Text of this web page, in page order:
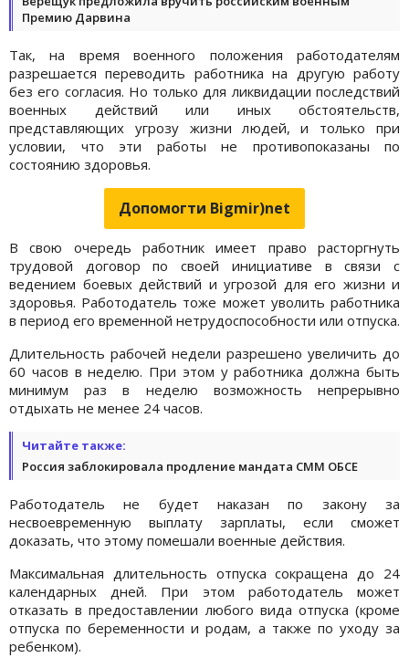
Премию Дарвина
Так, на время военного положения работодателям
разрешается переводить работника на другую работу
без его согласия. Но только для ликвидации последствий
военных действий или иных обстоятельств,
представляющих угрозу жизни людей, и только при
условии, что эти работы не противопоказаны по
состоянию здоровья.
Допомогти Bigmir)net
В свою очередь работник имеет право расторгнуть
трудовой договор по своей инициативе в связи с
ведением боевых действий и угрозой для его жизни и
здоровья. Работодатель тоже может уволить работника
в период его временной нетрудоспособности или отпуска.
Длительность рабочей недели разрешено увеличить до
60 часов в неделю. При этом у работника должна быть
минимум раз в неделю возможность непрерывно
отдыхать не менее 24 часов.
Читайте также:
Россия заблокировала продление мандата СММ ОБСЕ
Работодатель не будет наказан по закону за
несвоевременную выплату зарплаты, если сможет
доказать, что этому помешали военные действия.
Максимальная длительность отпуска сокращена до 24
календарных дней. При этом работодатель может
отказать в предоставлении любого вида отпуска (кроме
отпуска по беременности и родам, а также по уходу за
ребенком).